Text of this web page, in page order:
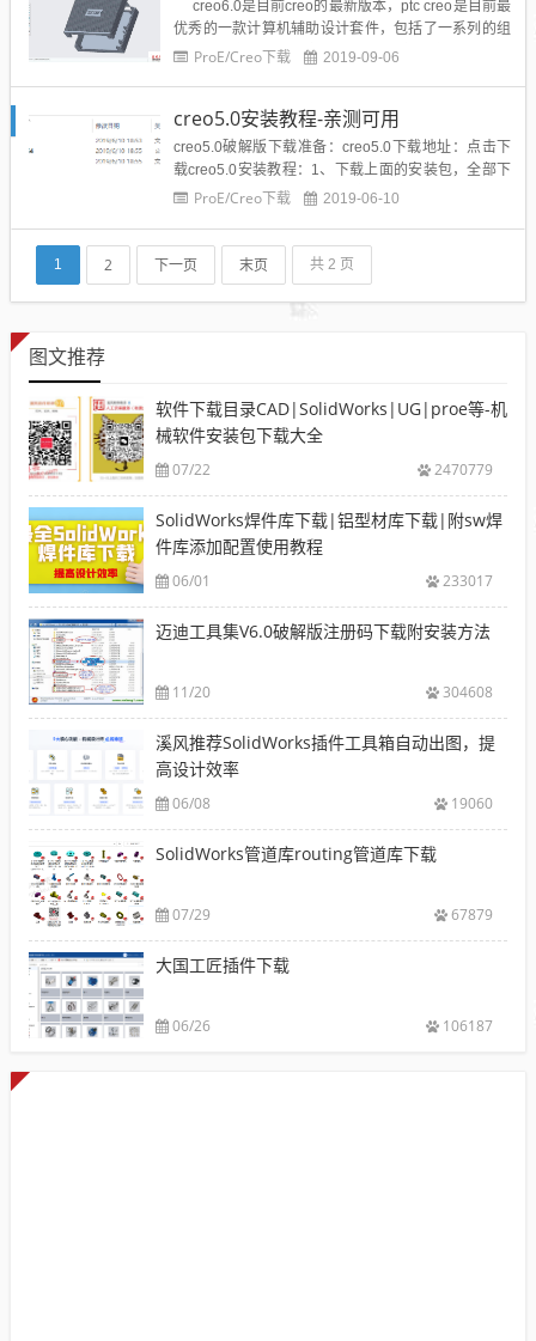
creo6.0是目前creo的最新版本，ptc creo是目前最
优秀的一款计算机辅助设计套件，包括了一系列的组
件可以更高效、更经济地创造产品。博主今天带来了c
ProE/Creo下载 2019-09-06
creo5.0安装教程-亲测可用
creo5.0破解版下载准备：creo5.0下载地址：点击下
载creo5.0安装教程：1、下载上面的安装包，全部下
载下来，然后解压。解压后文件夹如下：2、复制我
我们打开license文件夹，然后运行第...
ProE/Creo下载 2019-06-10
1 2 下一页 末页 共 2 页
图文推荐
软件下载目录CAD|SolidWorks|UG|proe等-机
械软件安装包下载大全
07/22 2470779
SolidWorks焊件库下载|铝型材库下载|附sw焊
件库添加配置使用教程
06/01 233017
迈迪工具集V6.0破解版注册码下载附安装方法
11/20 304608
溪风推荐SolidWorks插件工具箱自动出图，提
高设计效率
06/08 19060
SolidWorks管道库routing管道库下载
07/29 67879
大国工匠插件下载
06/26 106187